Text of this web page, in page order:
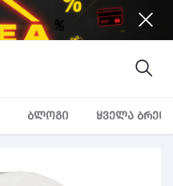
ბლოგი ყველა